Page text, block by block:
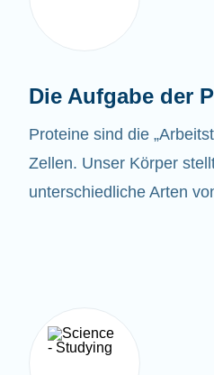
Die Aufgabe der
Proteine sind die
Zellen. Unser Körper
unterschiedliche Arten